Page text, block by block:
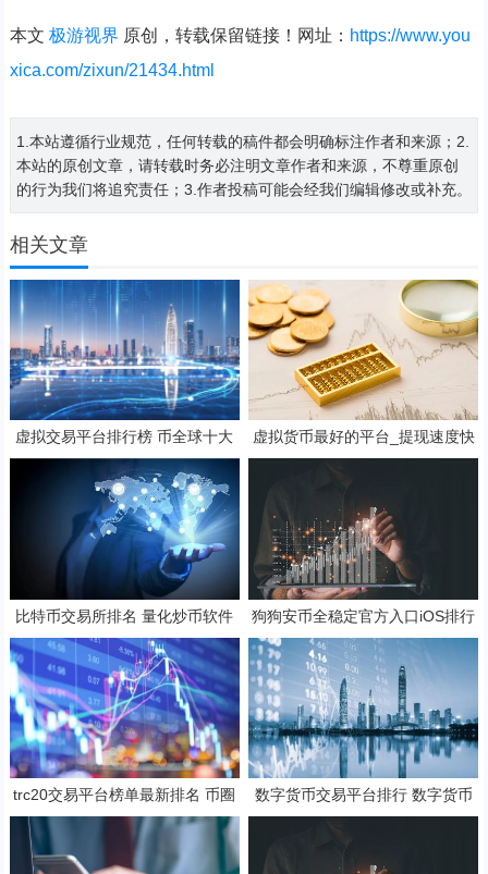
本文 极游视界 原创，转载保留链接！网址： https://www.you
xica.com/zixun/21434.html
1.本站遵循行业规范，任何转载的稿件都会明确标注作者和来源；2.
本站的原创文章，请转载时务必注明文章作者和来源，不尊重原创
的行为我们将追究责任；3.作者投稿可能会经我们编辑修改或补充。
相关文章
虚拟交易平台排行榜 币全球十大
交易所的平台币
虚拟货币最好的平台_提现速度快
的比特币APP排名盘点
比特币交易所排名 量化炒币软件
狗狗安币全稳定官方入口iOS排行
榜 狗狗币官方入口免费正规TOP1
trc20交易平台榜单最新排名 币圈
十大trc20交易所
数字货币交易平台排行 数字货币
交易平台排名一览